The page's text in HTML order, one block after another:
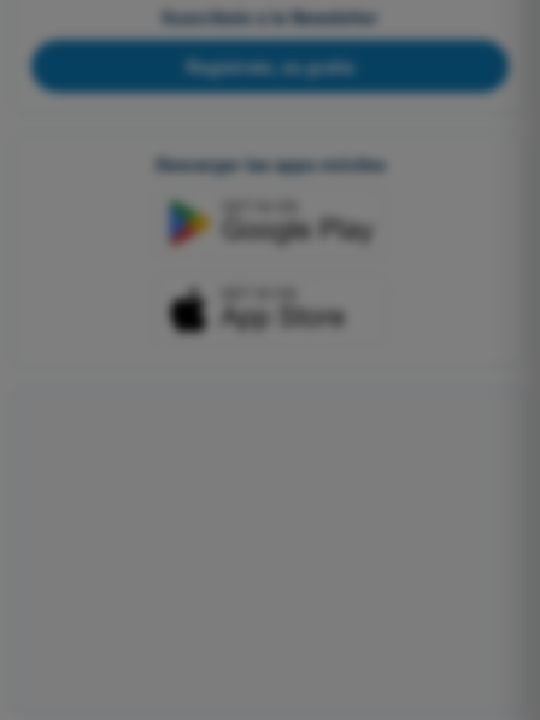
Suscríbete a la Newsletter
Regístrate, es gratis
Descargar las apps móviles